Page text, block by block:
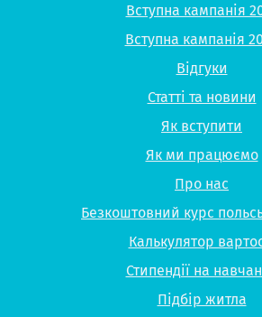
Вступна кампанія
Вступна кампанія
Відгуки
Статті та новини
Як вступити
Як ми працюємо
Про нас
Безкоштовний курс
Калькулятор
Стипендії на
Підбір житла